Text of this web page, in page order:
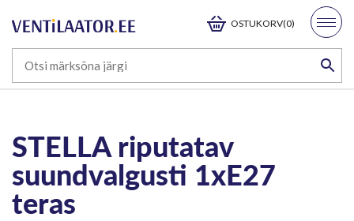
OSTUKORV(0)
STELLA riputatav
suundvalgusti 1xE27
teras